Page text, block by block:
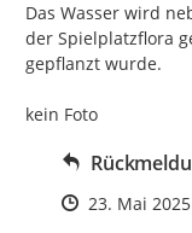
Das Wasser wird
der Spielplatzflora
gepflanzt wurde.
kein Foto
Zeitpunkt
23. Mai 2025